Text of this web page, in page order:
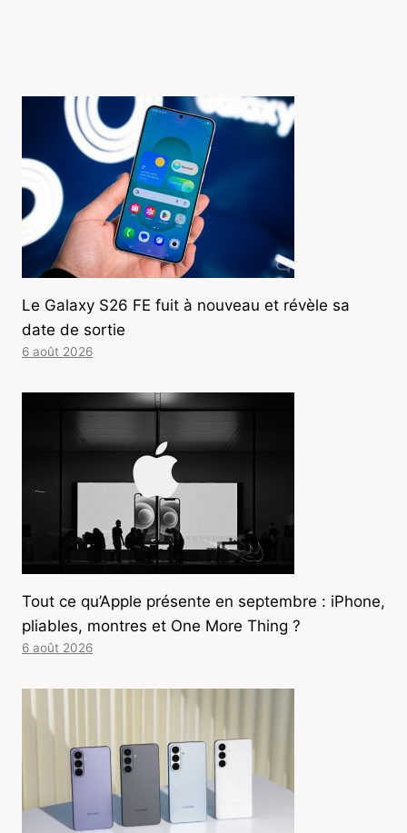
Le Galaxy S26 FE fuit à nouveau et révèle sa
date de sortie
6 août 2026
Tout ce qu’Apple présente en septembre : iPhone,
pliables, montres et One More Thing ?
6 août 2026